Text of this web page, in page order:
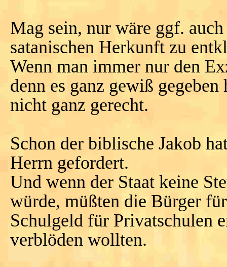
Mag sein, nur wäre ggf.
satanischen Herkunft zu
Wenn man immer nur den
denn es ganz gewiß
nicht ganz gerecht.
Schon der biblische Jakob
Herrn gefordert.
Und wenn der Staat keine
würde, müßten die Bürger
Schulgeld für Privatschulen
verblöden wollten.